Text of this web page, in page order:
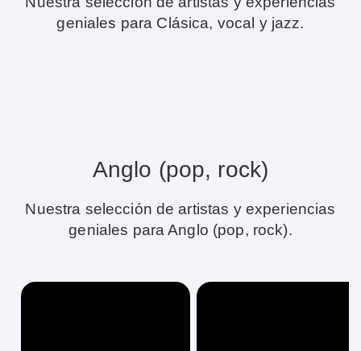
geniales para Clásica, vocal y jazz.
Anglo (pop, rock)
Nuestra selección de artistas y experiencias
geniales para Anglo (pop, rock).